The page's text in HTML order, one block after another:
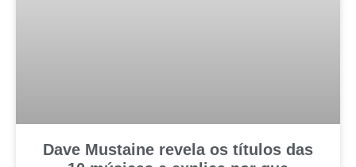
Dave Mustaine revela os títulos das